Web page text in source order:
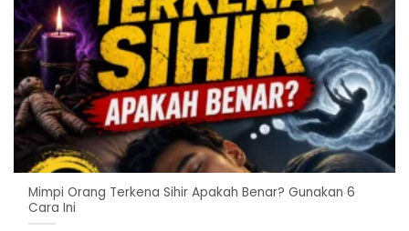
Mimpi Orang Terkena Sihir Apakah Benar? Gunakan 6
Cara Ini